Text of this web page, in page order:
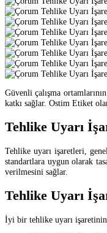
Güvenli çalışma
katkı sağlar. Ostim Etiket
Tehlike Uyarı
Tehlike uyarı işaretleri,
standartlara uygun olarak
verilmesini sağlar.
Tehlike Uyarı
İyi bir tehlike uyarı